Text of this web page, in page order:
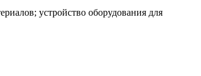
устройство оборудования для